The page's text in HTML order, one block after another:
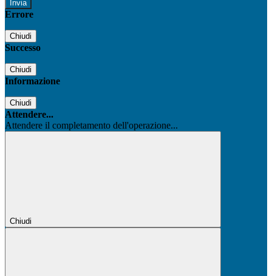
Errore
Chiudi
Successo
Chiudi
Informazione
Chiudi
Attendere...
Attendere il completamento dell'operazione...
Chiudi